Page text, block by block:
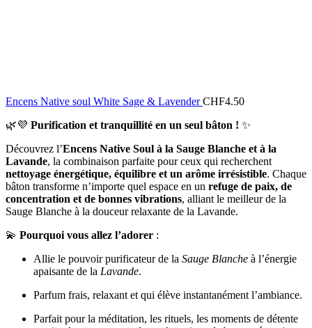
Encens Native soul White Sage & LavenderCHF4.50
🌿💜 Purification et tranquillité en un seul bâton ! ✨
Découvrez l’Encens Native Soul à la Sauge Blanche et à la
Lavande, la combinaison parfaite pour ceux qui recherchent
nettoyage énergétique, équilibre et un arôme irrésistible. Chaque
bâton transforme n’importe quel espace en un refuge de paix, de
concentration et de bonnes vibrations, alliant le meilleur de la
Sauge Blanche à la douceur relaxante de la Lavande.
💫 Pourquoi vous allez l’adorer :
Allie le pouvoir purificateur de la Sauge Blanche à l’énergie
apaisante de la Lavande.
Parfum frais, relaxant et qui élève instantanément l’ambiance.
Parfait pour la méditation, les rituels, les moments de détente